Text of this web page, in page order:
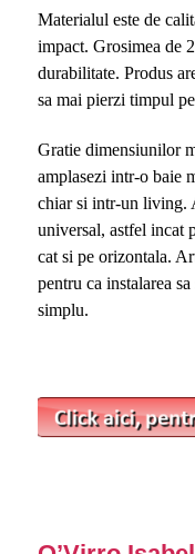
Materialul este de
impact. Grosimea de
durabilitate. Produs
sa mai pierzi timpul
Gratie dimensiunilor
amplasezi intr-o baie
chiar si intr-un living.
universal, astfel incat
cat si pe orizontala.
pentru ca instalarea
simplu.